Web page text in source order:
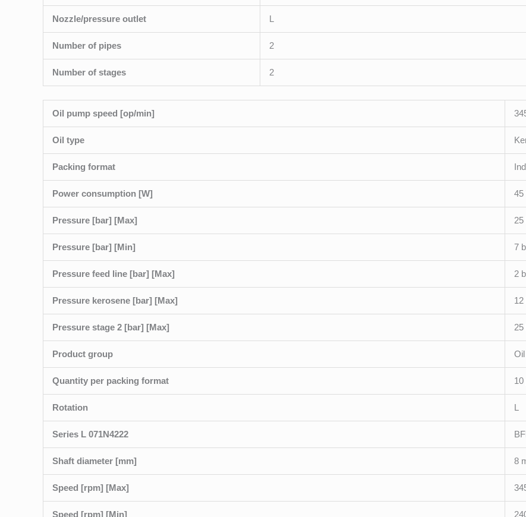
Nozzle/pressure outlet L
Number of pipes 2
Number of stages 2
Oil pump speed [op/min]
Oil type
Packing format
Power consumption [W] 45
Pressure [bar] [Max] 25
Pressure [bar] [Min] 7
Pressure feed line [bar] [Max] 2
Pressure kerosene [bar] [Max] 12
Pressure stage 2 [bar] [Max] 25
Product group
Quantity per packing format 10
Rotation L
Series L 071N4222
Shaft diameter [mm] 8
Speed [rpm] [Max]
Speed [rpm] [Min]